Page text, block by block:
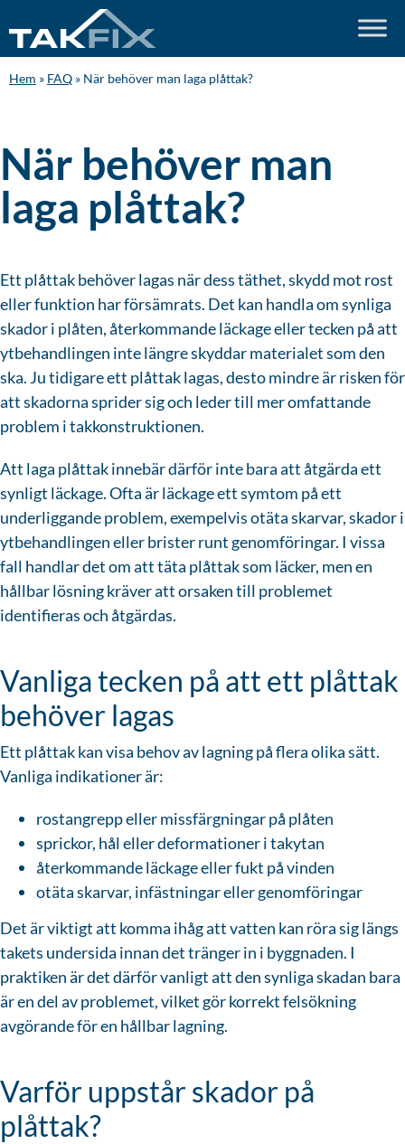
Hem » FAQ » När behöver man laga plåttak?
När behöver man
laga plåttak?
Ett plåttak behöver lagas när dess täthet, skydd mot rost
eller funktion har försämrats. Det kan handla om synliga
skador i plåten, återkommande läckage eller tecken på att
ytbehandlingen inte längre skyddar materialet som den
ska. Ju tidigare ett plåttak lagas, desto mindre är risken för
att skadorna sprider sig och leder till mer omfattande
problem i takkonstruktionen.
Att laga plåttak innebär därför inte bara att åtgärda ett
synligt läckage. Ofta är läckage ett symtom på ett
underliggande problem, exempelvis otäta skarvar, skador i
ytbehandlingen eller brister runt genomföringar. I vissa
fall handlar det om att täta plåttak som läcker, men en
hållbar lösning kräver att orsaken till problemet
identifieras och åtgärdas.
Vanliga tecken på att ett plåttak
behöver lagas
Ett plåttak kan visa behov av lagning på flera olika sätt.
Vanliga indikationer är:
rostangrepp eller missfärgningar på plåten
sprickor, hål eller deformationer i takytan
återkommande läckage eller fukt på vinden
otäta skarvar, infästningar eller genomföringar
Det är viktigt att komma ihåg att vatten kan röra sig längs
takets undersida innan det tränger in i byggnaden. I
praktiken är det därför vanligt att den synliga skadan bara
är en del av problemet, vilket gör korrekt felsökning
avgörande för en hållbar lagning.
Varför uppstår skador på
plåttak?